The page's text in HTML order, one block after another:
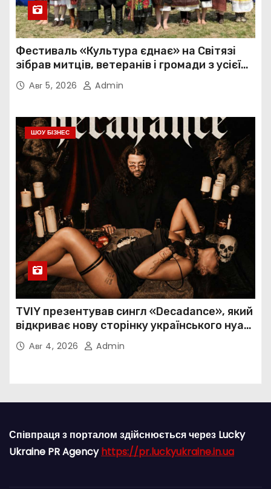
Фестиваль «Культура єднає» на Світязі
зібрав митців, ветеранів і громади з усієї
України
Авг 5, 2026 Admin
ШОУ БІЗНЕС
TVIY презентував сингл «Decadance», який
відкриває нову сторінку українського нуар-
попуАвг 4, 2026 Admin
Співпраця з порталом здійснюється через Lucky
Ukraine PR Agencyhttps://pr.luckyukraine.in.ua